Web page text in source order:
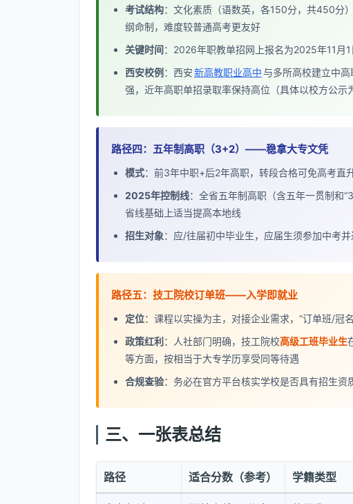
考试结构：文化素质（语数英，各150分，共450分
纲命制，难度较普通高考更友好
关键时间：2026年职教单招网上报名为2025年11月
西安校例 ：西安新高教职业高中与多所高校建立中高
强，近年高职单招录取率保持高位（具体以校方公示
路径四：五年制高职（3+2）——稳拿大专文凭
模式：前3年中职+后2年高职，转段合格可免高考直
2025年控制线：全省五年制高职（含五年一贯制和
省线基础上适当提高本地线
招生对象：应/往届初中毕业生，应届生须参加中考
路径五：技工院校订单班——入学即就业
定位：课程以实操为主，对接企业需求，“订单班/冠
政策红利 ：人社部门明确，技工院校高级工班毕业生
等方面，按相当于大专学历享受同等待遇
合规查验：务必在官方平台核实学校是否具有招生资
三、一张表总结
路径 适合分数（参考） 学籍类型